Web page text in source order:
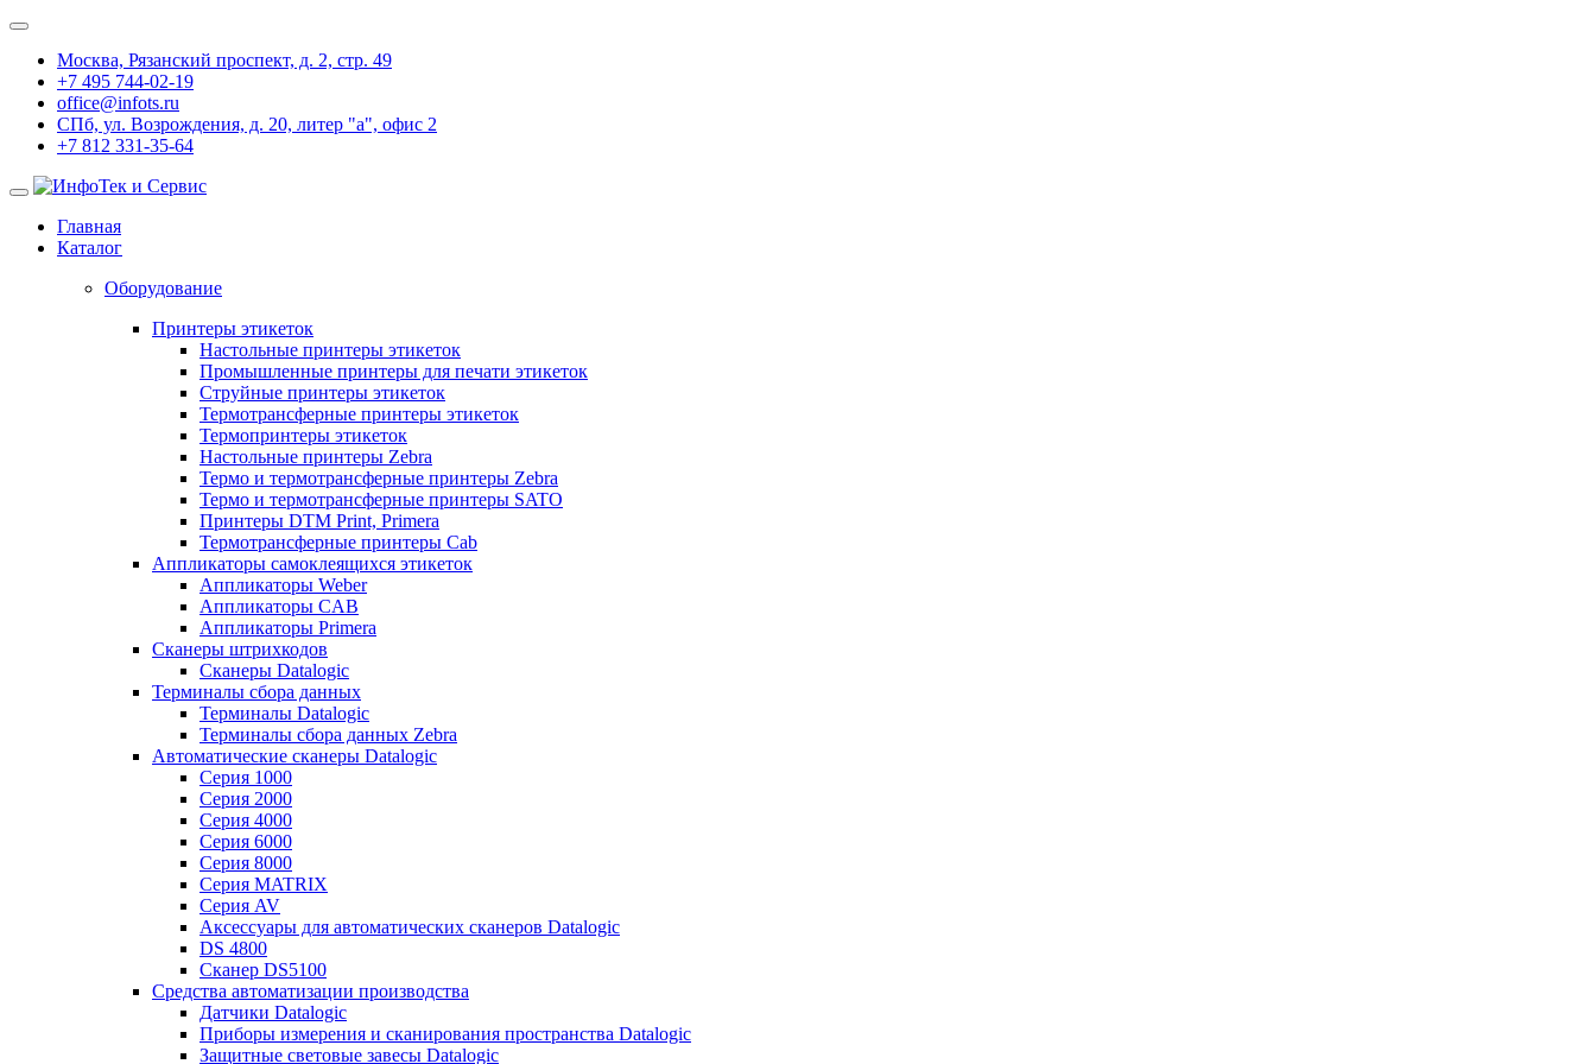
Москва, Рязанский проспект, д. 2, стр. 49
+7 495 744-02-19
office@infots.ru
СПб, ул. Возрождения, д. 20, литер "a", офис 2
+7 812 331-35-64
Главная
Каталог
Оборудование
Принтеры этикеток
Настольные принтеры этикеток
Промышленные принтеры для печати этикеток
Струйные принтеры этикеток
Термотрансферные принтеры этикеток
Термопринтеры этикеток
Настольные принтеры Zebra
Термо и термотрансферные принтеры Zebra
Термо и термотрансферные принтеры SATO
Принтеры DTM Print, Primera
Термотрансферные принтеры Cab
Аппликаторы самоклеящихся этикеток
Аппликаторы Weber
Аппликаторы CAB
Аппликаторы Primera
Сканеры штрихкодов
Сканеры Datalogic
Терминалы сбора данных
Терминалы Datalogic
Терминалы сбора данных Zebra
Автоматические сканеры Datalogic
Серия 1000
Серия 2000
Серия 4000
Серия 6000
Серия 8000
Серия MATRIX
Серия AV
Аксессуары для автоматических сканеров Datalogic
DS 4800
Сканер DS5100
Средства автоматизации производства
Датчики Datalogic
Приборы измерения и сканирования пространства Datalogic
Защитные световые завесы Datalogic